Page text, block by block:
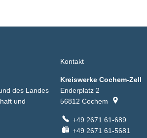
des Landes
und
Kontakt
Kreiswerke Cochem-Zell
Enderplatz 2
56812 Cochem
+49 2671 61-689
+49 2671 61-5681